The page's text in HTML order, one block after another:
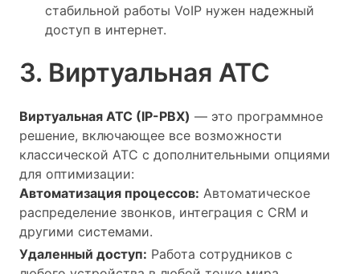
стабильной работы VoIP нужен надежный
доступ в интернет.
3. Виртуальная АТС
Виртуальная АТС (IP-PBX) — это программное
решение, включающее все возможности
классической АТС с дополнительными опциями
для оптимизации:
Автоматизация процессов: Автоматическое
распределение звонков, интеграция с CRM и
другими системами.
Удаленный доступ: Работа сотрудников с